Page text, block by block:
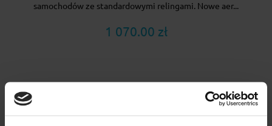
samochodów ze standardowymi relingami. Nowe aer...
1 070.00 zł